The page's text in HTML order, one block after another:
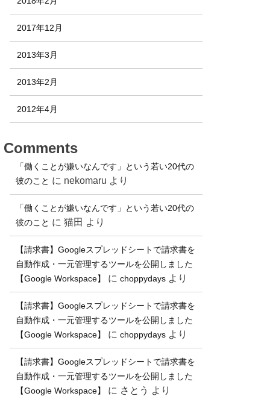
2017年12月
2013年3月
2013年2月
2012年4月
Comments
「働くことが嫌いなんです」という若い20代の
彼のこと に nekomaru より
「働くことが嫌いなんです」という若い20代の
彼のこと に 猫田 より
【請求書】Googleスプレッドシートで請求書を
自動作成・一元管理するツールを公開しました
【Google Workspace】
に choppydays より
【請求書】Googleスプレッドシートで請求書を
自動作成・一元管理するツールを公開しました
【Google Workspace】
に choppydays より
【請求書】Googleスプレッドシートで請求書を
自動作成・一元管理するツールを公開しました
【Google Workspace】
に さとう より